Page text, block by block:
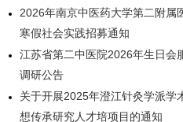
2026年南京中医药大学第二附属
寒假社会实践招募通知
江苏省第二中医院2026年生日会
调研公告
关于开展2025年澄江针灸学派学
想传承研究人才培项目的通知